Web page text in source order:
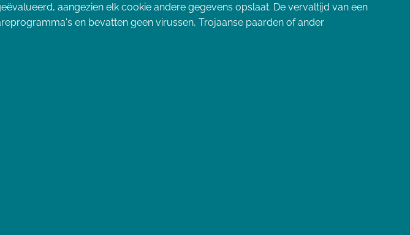
aangezien elk cookie andere gegevens opslaat. De vervaltijd van een
en bevatten geen virussen, Trojaanse paarden of ander